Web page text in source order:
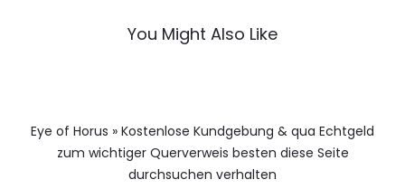
You Might Also Like
Eye of Horus » Kostenlose Kundgebung & qua Echtgeld
zum wichtiger Querverweis besten diese Seite
durchsuchen verhalten